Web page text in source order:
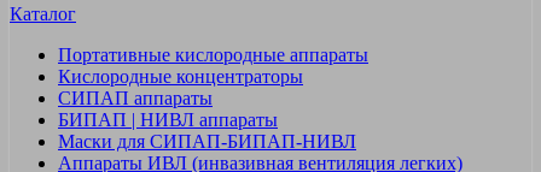
Каталог
Портативные кислородные аппараты
Кислородные концентраторы
СИПАП аппараты
БИПАП | НИВЛ аппараты
Маски для СИПАП-БИПАП-НИВЛ
Аппараты ИВЛ (инвазивная вентиляция легких)